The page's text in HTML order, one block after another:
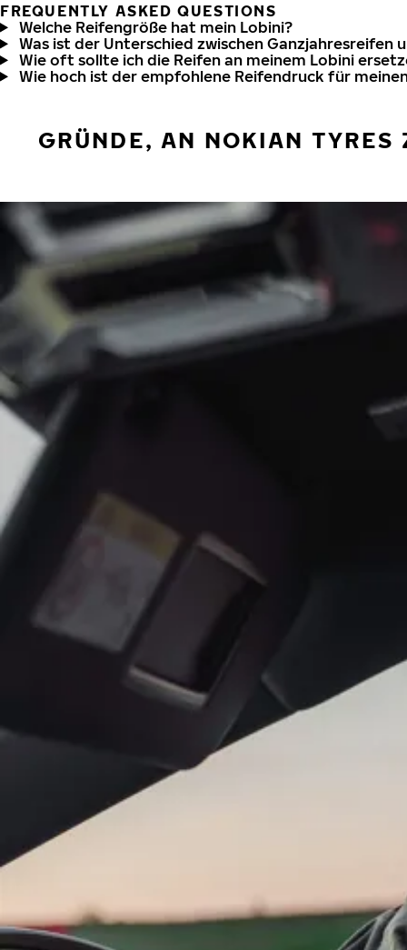
FREQUENTLY ASKED QUESTIONS
Welche Reifengröße hat mein Lobini?
Was ist der Unterschied zwischen Ganzjahresreifen
Wie oft sollte ich die Reifen an meinem Lobini
Wie hoch ist der empfohlene Reifendruck für
GRÜNDE, AN NOKIAN TYRES